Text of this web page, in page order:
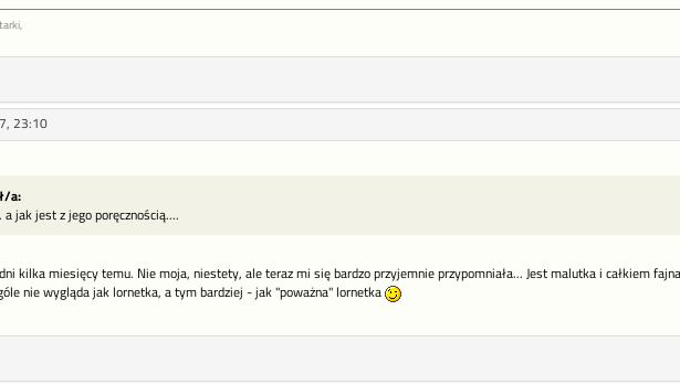
23:10
a:
jak jest z jego poręcznością....
kilka miesięcy temu. Nie moja, niestety, ale teraz mi się bardzo przyjemnie przypomniała... Jest malutka i całkiem
nie wygląda jak lornetka, a tym bardziej - jak "poważna" lornetka